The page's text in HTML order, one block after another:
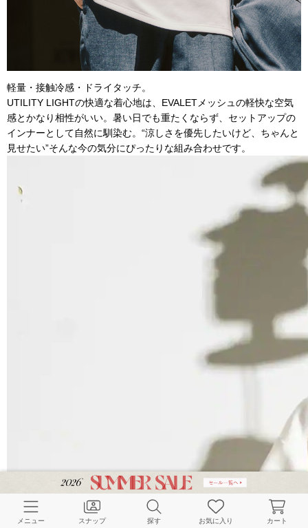
軽量・接触冷感・ドライタッチ。
UTILITY LIGHTの快適な着心地は、EVALETメッシュの軽快な空気
感とかなり相性がいい。暑い日でも重たくならず、セットアップの
インナーとして自然に馴染む。“涼しさを優先したいけど、ちゃんと
見せたい”そんな今の気分にぴったりな組み合わせです。
メニュー スナップ 探す お気に入り カート